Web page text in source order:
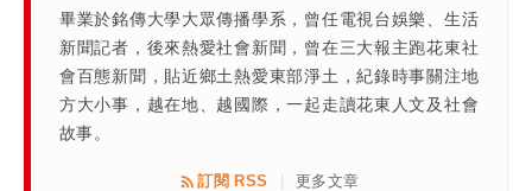
畢業於銘傳大學大眾傳播學系，曾任電視台娛樂、生活
新聞記者，後來熱愛社會新聞，曾在三大報主跑花東社
會百態新聞，貼近鄉土熱愛東部淨土，紀錄時事關注地
方大小事，越在地、越國際，一起走讀花東人文及社會
故事。
訂閱 RSS 更多文章